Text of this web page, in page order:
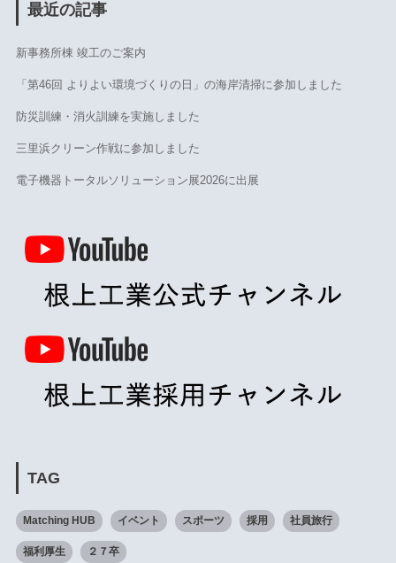
最近の記事
新事務所棟 竣工のご案内
「第46回 よりよい環境づくりの日」の海岸清掃に参加しました
防災訓練・消火訓練を実施しました
三里浜クリーン作戦に参加しました
電子機器トータルソリューション展2026に出展
TAG
Matching HUB イベント スポーツ 採用 社員旅行
福利厚生 ２７卒